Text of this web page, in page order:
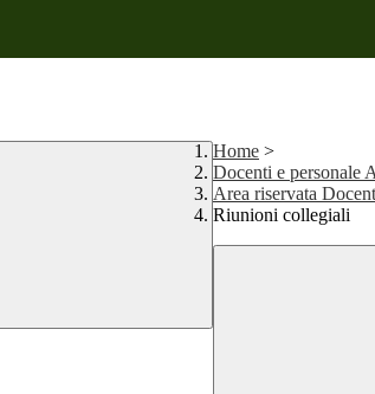
Home >
Docenti e personale
Area riservata
Riunioni collegiali